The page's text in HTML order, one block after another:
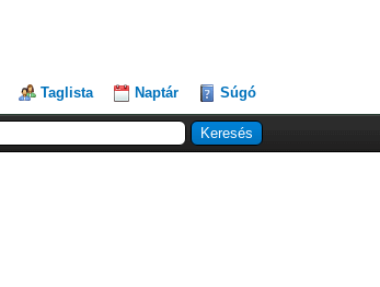
Taglista Naptár Súgó